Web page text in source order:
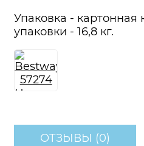
Упаковка - картонная
упаковки - 16,8 кг.
ОТЗЫВЫ (0)